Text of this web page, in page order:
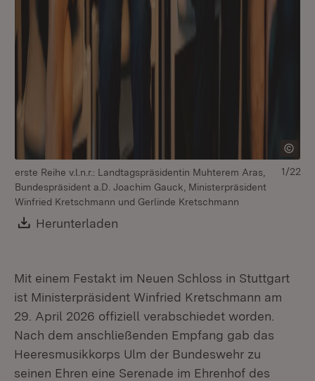
erste Reihe v.l.n.r.: Landtagspräsidentin Muhterem Aras,
Bundespräsident a.D. Joachim Gauck, Ministerpräsident
Winfried Kretschmann und Gerlinde Kretschmann
Download:
Herunterladen
1/22
Mit einem Festakt im Neuen Schloss in Stuttgart
ist Ministerpräsident Winfried Kretschmann am
29. April 2026 offiziell verabschiedet worden.
Nach dem anschließenden Empfang gab das
Heeresmusikkorps Ulm der Bundeswehr zu
seinen Ehren eine Serenade im Ehrenhof des